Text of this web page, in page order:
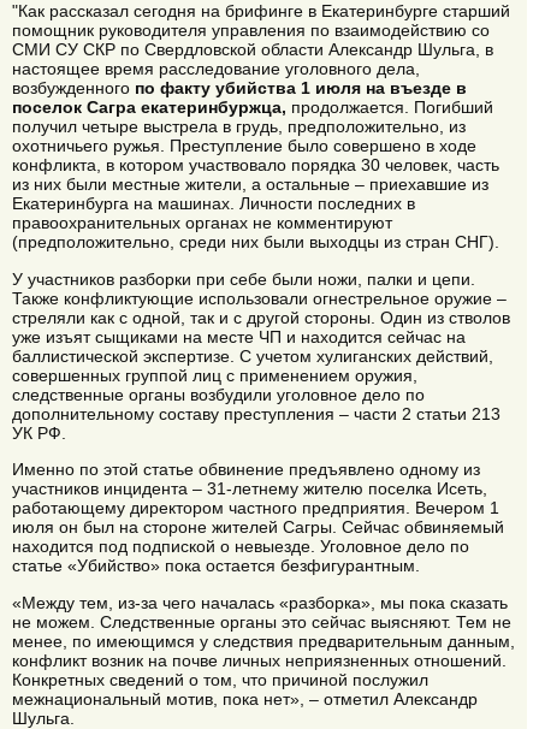
"Как рассказал сегодня на брифинге в Екатеринбурге старший
помощник руководителя управления по взаимодействию со
СМИ СУ СКР по Свердловской области Александр Шульга, в
настоящее время расследование уголовного дела,
возбужденного по факту убийства 1 июля на въезде в
поселок Сагра екатеринбуржца, продолжается. Погибший
получил четыре выстрела в грудь, предположительно, из
охотничьего ружья. Преступление было совершено в ходе
конфликта, в котором участвовало порядка 30 человек, часть
из них были местные жители, а остальные – приехавшие из
Екатеринбурга на машинах. Личности последних в
правоохранительных органах не комментируют
(предположительно, среди них были выходцы из стран СНГ).
У участников разборки при себе были ножи, палки и цепи.
Также конфликтующие использовали огнестрельное оружие –
стреляли как с одной, так и с другой стороны. Один из стволов
уже изъят сыщиками на месте ЧП и находится сейчас на
баллистической экспертизе. С учетом хулиганских действий,
совершенных группой лиц с применением оружия,
следственные органы возбудили уголовное дело по
дополнительному составу преступления – части 2 статьи 213
УК РФ.
Именно по этой статье обвинение предъявлено одному из
участников инцидента – 31-летнему жителю поселка Исеть,
работающему директором частного предприятия. Вечером 1
июля он был на стороне жителей Сагры. Сейчас обвиняемый
находится под подпиской о невыезде. Уголовное дело по
статье «Убийство» пока остается безфигурантным.
«Между тем, из-за чего началась «разборка», мы пока сказать
не можем. Следственные органы это сейчас выясняют. Тем не
менее, по имеющимся у следствия предварительным данным,
конфликт возник на почве личных неприязненных отношений.
Конкретных сведений о том, что причиной послужил
межнациональный мотив, пока нет», – отметил Александр
Шульга.